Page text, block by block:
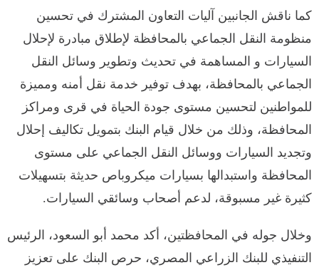
كما ناقش الجانبين آليات التعاون المشترك في تحسين
منظومة النقل الجماعي بالمحافظة لإطلاق مبادرة لإحلال
السيارات و المساهمة في تحديث وتطوير وسائل النقل
الجماعي بالمحافظة، بهدف توفير خدمة نقل أمنه ومميزة
للمواطنين لتحسين مستوى جودة الحياة في قرى ومراكز
المحافظة، وذلك من خلال قيام البنك بتمويل تكاليف إحلال
وتجديد السيارات ووسائل النقل الجماعي على مستوى
المحافظة واستبدالها بسيارات ميكروباص حديثة بتسهيلات
كثيرة غير مسبوقة، لدعم أصحاب وسائقي السيارات.
وخلال جوله في المحافظتين، أكد محمد أبو السعود، الرئيس
التنفيذي للبنك الزراعي المصري، حرص البنك على تعزيز